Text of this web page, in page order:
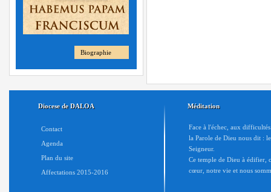
Biographie
Diocese de DALOA
Contact
Agenda
Plan du site
Affectations 2015-2016
Méditation
Face à l'échec, aux
la Parole de Dieu nous dit :
Seigneur.
Ce temple de Dieu à édifier,
cœur, notre vie et nous